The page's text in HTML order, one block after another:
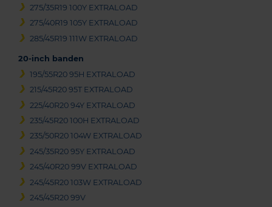
275/35R19 100Y EXTRALOAD
275/40R19 105Y EXTRALOAD
285/45R19 111W EXTRALOAD
20-inch banden
195/55R20 95H EXTRALOAD
215/45R20 95T EXTRALOAD
225/40R20 94Y EXTRALOAD
235/45R20 100H EXTRALOAD
235/50R20 104W EXTRALOAD
245/35R20 95Y EXTRALOAD
245/40R20 99V EXTRALOAD
245/45R20 103W EXTRALOAD
245/45R20 99V